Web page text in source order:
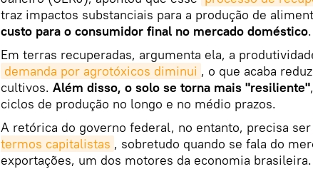
traz impactos substanciais para a produção de
custo para o consumidor final no mercado doméstico.
Em terras recuperadas, argumenta ela, a
demanda por agrotóxicos diminui , o que acaba
cultivos. Além disso, o solo se torna mais "resiliente"
ciclos de produção no longo e no médio prazos.
A retórica do governo federal, no entanto, precisa ser
termos capitalistas , sobretudo quando se fala do
exportações, um dos motores da economia brasileira.